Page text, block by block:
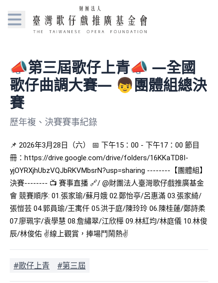
📣第三屆歌仔上青📣 —全國
歌仔曲調大賽— 👦團體組總決
賽
歷年複、決賽賽事紀錄
📌 2026年3月28日（六） 📅 下午15：00 - 下午17：00 節目
冊：https://drive.google.com/drive/folders/16KKaTD8I-
yjOYRXjhUbzVQJbRKVMbsrN?usp=sharing --------【團體組】
決賽-------- 📺 賽事直播 🔗/ @財團法人臺灣歌仔戲推廣基金
會 競賽順序: 01.張家瑜/蘇月娥 02.鄭怡亭/呂惠滿 03.張家綺/
張愷芸 04.郭員瑜/王寓仟 05.洪于庭/陳玲玲 06.陳桂蓮/鄭詩柔
07.廖珮宇/袁學慧 08.詹繡翠/江欣樺 09.林紅均/林庭儀 10.林俊
辰/林俊佑 ✌️線上觀賞，捧場鬥鬧熱✌️
#歌仔上青 #第三屆